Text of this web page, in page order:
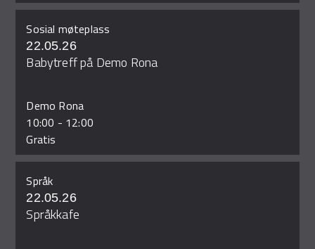
Sosial møteplass
22.05.26
Babytreff på Demo Rona
Demo Rona
10:00 - 12:00
Gratis
Språk
22.05.26
Språkkafe